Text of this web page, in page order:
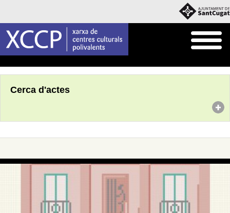
Cerca d'actes